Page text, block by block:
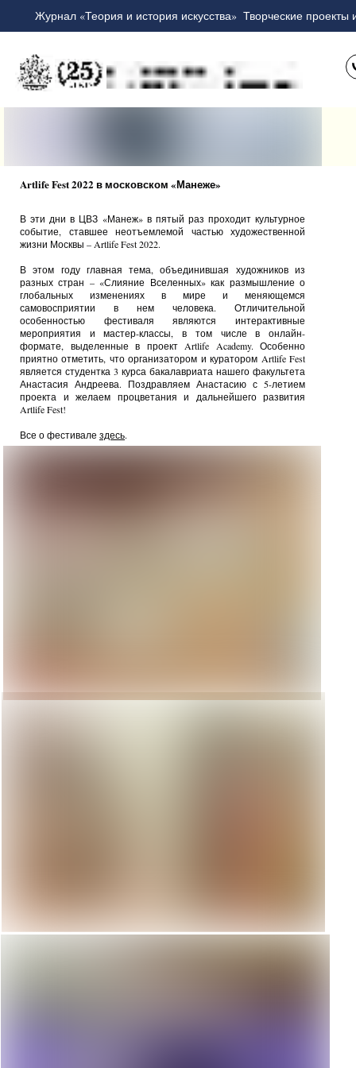
Журнал «Теория и история искусства» Творческие проекты
В эти дни в ЦВЗ «Манеж» в пятый раз проходит культурное
событие, ставшее неотъемлемой частью художественной
жизни Москвы – Artlife Fest 2022.
В этом году главная тема, объединившая художников из
разных стран – «Слияние Вселенных» как размышление о
глобальных изменениях в мире и меняющемся
самовосприятии в нем человека. Отличительной
особенностью фестиваля являются интерактивные
мероприятия и мастер-классы, в том числе в онлайн-
формате, выделенные в проект Artlife Academy. Особенно
приятно отметить, что организатором и куратором Artlife Fest
является студентка 3 курса бакалавриата нашего факультета
Анастасия Андреева. Поздравляем Анастасию с 5-летием
проекта и желаем процветания и дальнейшего развития
Artlife Fest!
Все о фестивале здесь.
Artlife Fest 2022 в московском «Манеже»